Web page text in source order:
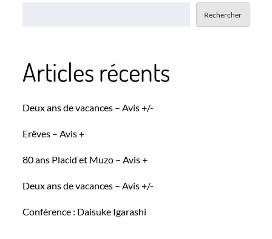
Rechercher
Articles récents
Deux ans de vacances – Avis +/-
Erêves – Avis +
80 ans Placid et Muzo – Avis +
Deux ans de vacances – Avis +/-
Conférence : Daisuke Igarashi